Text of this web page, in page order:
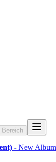
Bereich
- New Album